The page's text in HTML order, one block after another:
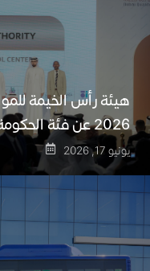
هيئة رأس الخيمة
2026 عن فئة الحكومة الذكية والتحول الرقمي
يونيو 17, 2026